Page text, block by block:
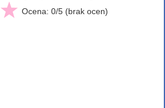
Ocena: 0/5 (brak ocen)